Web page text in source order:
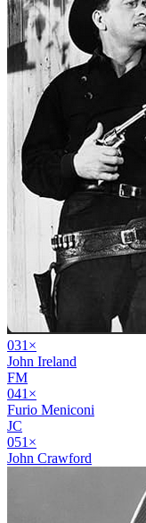
031 ×
John Ireland
FM
041 ×
Furio Meniconi
JC
051 ×
John Crawford